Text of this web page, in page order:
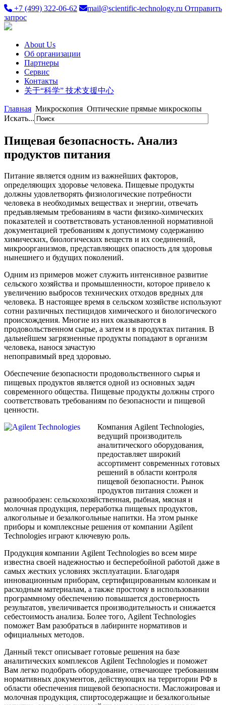
+7 (499) 322-06-62 mail@scientific-technology.ru Отправить
запрос
About Us
Об организации
Партнеры
Сервис
Контакты
关于“科学” 技术支援中心
Главная Микроскопия Оптические прямые микроскопы
Искать...
Пищевая безопасность. Анализ
продуктов питания
Питание является одним из важнейших факторов,
определяющих здоровье человека. Пищевые продукты
должны удовлетворять физиологические потребности
человека в необходимых веществах и энергии, отвечать
предъявляемым требованиям в части физико-химических
показателей и соответствовать установленной нормативной
документацией требованиям к допустимому содержанию
химических, биологических веществ и их соединений,
микроорганизмов, представляющих опасность для здоровья
нынешнего и будущих поколений.
Одним из примеров может служить интенсивное развитие
сельского хозяйства и промышленности, которое привело к
увеличению выбросов технических отходов вредных для
человека. В настоящее время в сельском хозяйстве используют
сотни различных пестицидов химического и биологического
происхождения. Многие из них оказываются в
продовольственном сырье, а затем и в продуктах питания. В
дальнейшем загрязненные продукты попадают в организм
человека, нанося зачастую
непоправимый вред здоровью.
Обеспечение безопасности продовольственного сырья и
пищевых продуктов является одной из основных задач
современного общества. Пищевые продукты должны строго
соответствовать требованиям по безопасности и пищевой
ценности.
Компания Agilent Technologies,
ведущий производитель
аналитического оборудования,
предоставляет широкий
ассортимент современных готовых
решений в области контроля
пищевой безопасности. Рынок
продуктов питания сложен и
разнообразен: сельскохозяйственная, рыбная, мясная и
молочная продукция, переработка пищевых продуктов,
алкогольные и безалкогольные напитки. На этом рынке
приборы и комплексные решения от компании Agilent
Technologies играют ключевую роль.
Продукция компании Agilent Technologies во всем мире
известна своей надежностью и бесперебойной работой даже в
самых жестких условиях эксплуатации. Благодаря
инновационным приборам, сертифицированным колонкам и
расходным материалам, а также простому в использовании
программному обеспечению повышается достоверность
результатов, увеличивается производительность и снижается
себестоимость анализа. Более того, Agilent Technologies
поможет Вам разобраться в лабиринте нормативов и
официальных методов.
Данный текст описывает готовые решения на базе
аналитических комплексов Agilent Technologies и поможет
Вам легко подобрать оборудование, отвечающее требованиям
нормативных документов, действующих на территории РФ в
области обеспечения пищевой безопасности. Масложировая и
молочная продукция, спиртосодержащие и безалкогольные